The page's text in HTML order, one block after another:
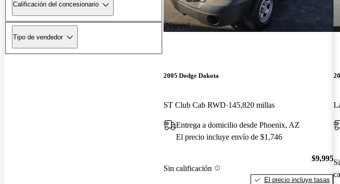
Calificación del concesionario
Tipo de vendedor
¡Nuevo!
2005 Dodge Dakota
ST Club Cab RWD 145,820 millas
Entrega a domicilio desde Phoenix, AZ
El precio incluye envío de $1,746
Sin calificación
$9,995
El precio incluye tasas